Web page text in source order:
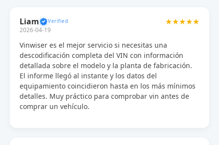
Liam
2026-04-19
★★★★★
Vinwiser es el mejor servicio si necesitas una
descodificación completa del VIN con información
detallada sobre el modelo y la planta de fabricación.
El informe llegó al instante y los datos del
equipamiento coincidieron hasta en los más mínimos
detalles. Muy práctico para comprobar vin antes de
comprar un vehículo.